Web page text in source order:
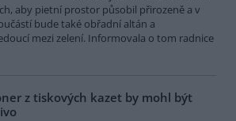
aby pietní prostor působil přirozeně a v
bude také obřadní altán a
mezi zelení. Informovala o tom radnice
z tiskových kazet by mohl být